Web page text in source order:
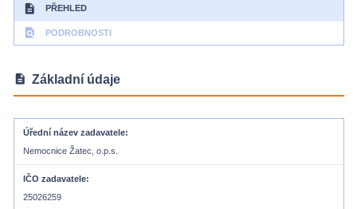
description PŘEHLED
find_in_page PODROBNOSTI
description Základní údaje
Úřední název zadavatele
Nemocnice Žatec, o.p.s.
IČO zadavatele
25026259